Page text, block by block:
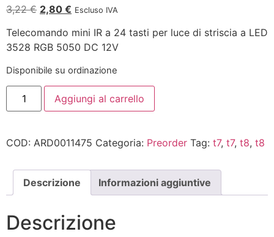
3,22€ 2,80 € Escluso IVA
Telecomando mini IR a 24 tasti per luce di striscia a LED
3528 RGB 5050 DC 12V
Disponibile su ordinazione
Aggiungi al carrello
COD: ARD0011475 Categoria: Preorder Tag: t7, t7, t8, t8
Descrizione Informazioni aggiuntive
Descrizione